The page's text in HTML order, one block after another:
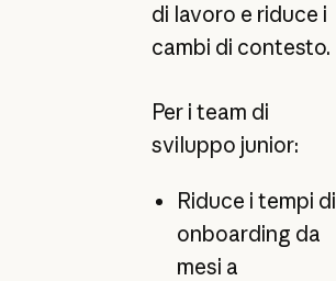
di lavoro e riduce i
cambi di contesto.
Per i team di
sviluppo junior:
Riduce i tempi di
onboarding da
mesi a